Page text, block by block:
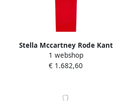
Stella Mccartney Rode Kant
Jurk Lange Mouw Red
Dames
1 webshop
€ 1.682,60